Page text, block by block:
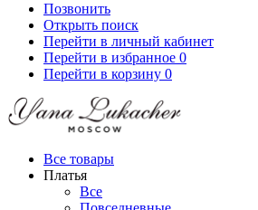
Позвонить
Открыть поиск
Перейти в личный кабинет
Перейти в избранное 0
Перейти в корзину 0
Все товары
Платья
Все